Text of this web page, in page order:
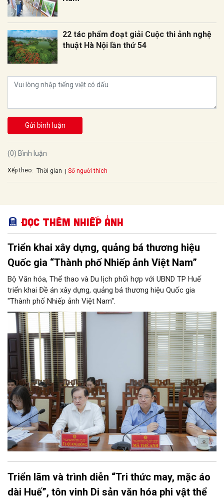
22 tác phẩm đoạt giải Cuộc thi ảnh nghệ
thuật Hà Nội lần thứ 54
Gửi bình luận
(0) Bình luận
Xếp theo: Thời gian Số người thích
Đọc thêm Nhiếp ảnh
Triển khai xây dựng, quảng bá thương hiệu
Quốc gia “Thành phố Nhiếp ảnh Việt Nam”
Bộ Văn hóa, Thể thao và Du lịch phối hợp với UBND TP Huế
triển khai Đề án xây dựng, quảng bá thương hiệu Quốc gia
"Thành phố Nhiếp ảnh Việt Nam".
Triển lãm và trình diễn “Tri thức may, mặc áo
dài Huế”, tôn vinh Di sản văn hóa phi vật thể